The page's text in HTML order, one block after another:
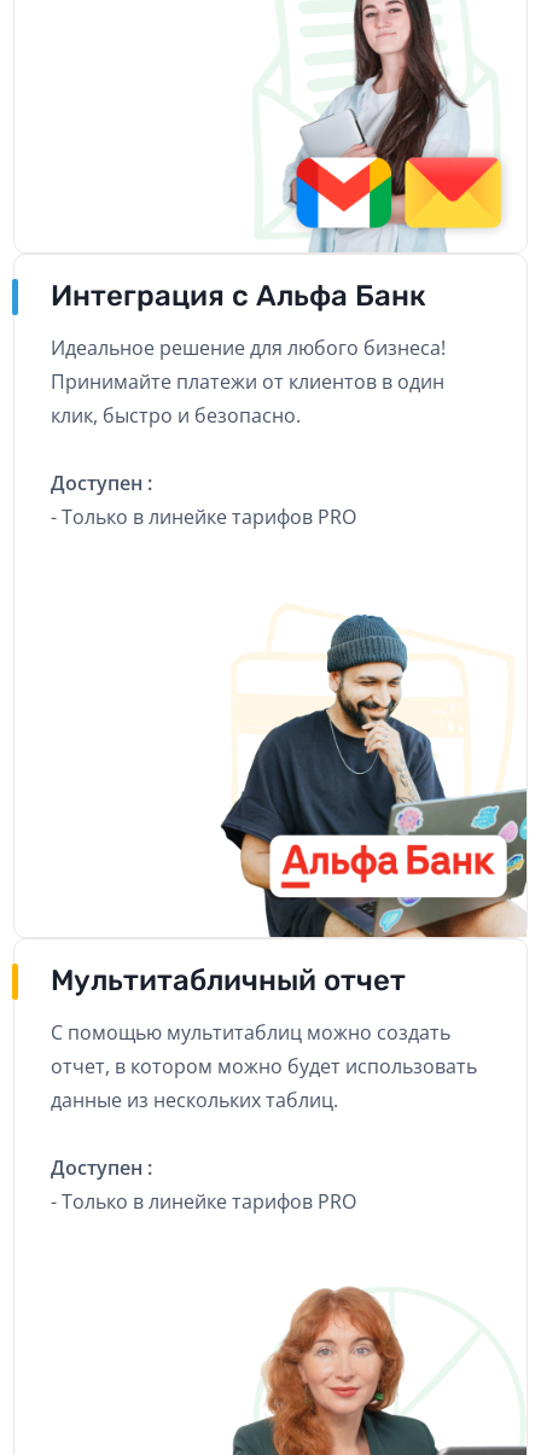
Интеграция с Альфа Банк
Идеальное решение для любого бизнеса!
Принимайте платежи от клиентов в один
клик, быстро и безопасно.
Доступен :
- Только в линейке тарифов PRO
Мультитабличный отчет
С помощью мультитаблиц можно создать
отчет, в котором можно будет использовать
данные из нескольких таблиц.
Доступен :
- Только в линейке тарифов PRO